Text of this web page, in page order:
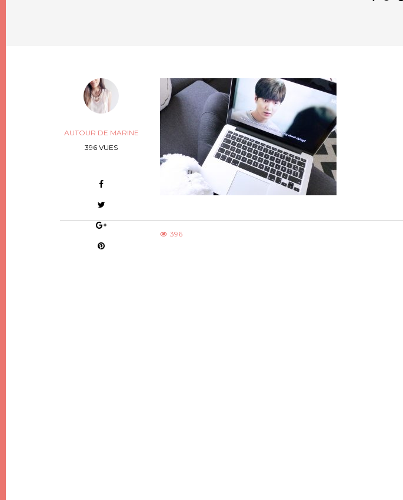
AUTOUR DE MARINE
396 VUES
396